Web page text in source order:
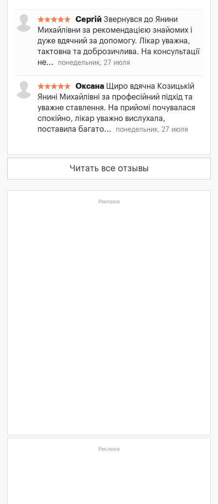
Сергій Звернувся до Янини
Михайлівни за рекомендацією знайомих і
дуже вдячний за допомогу. Лікар уважна,
тактовна та доброзичлива. На консультації
не...
понедельник, 27 июля
Оксана Щиро вдячна Козицькій
Янині Михайлівні за професійний підхід та
уважне ставлення. На прийомі почувалася
спокійно, лікар уважно вислухала,
поставила багато...
понедельник, 27 июля
Читать все отзывы
Реклама
Реклама